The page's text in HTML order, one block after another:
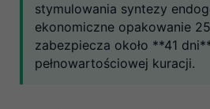
stymulowania syntezy
ekonomiczne opakowanie
zabezpiecza około **41
pełnowartościowej kuracji.